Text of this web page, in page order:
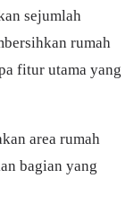
sejumlah
rumah
fitur utama yang
area rumah
bagian yang